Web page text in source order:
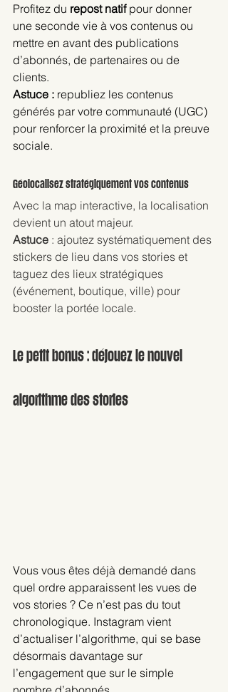
Profitez du repost natif pour donner
une seconde vie à vos contenus ou
mettre en avant des publications
d’abonnés, de partenaires ou de
clients.
Astuce : republiez les contenus
générés par votre communauté (UGC)
pour renforcer la proximité et la preuve
sociale.
Géolocalisez stratégiquement vos contenus
Avec la map interactive, la localisation
devient un atout majeur.
Astuce : ajoutez systématiquement des
stickers de lieu dans vos stories et
taguez des lieux stratégiques
(événement, boutique, ville) pour
booster la portée locale.
Le petit bonus : déjouez le nouvel
algorithme des stories
Vous vous êtes déjà demandé dans
quel ordre apparaissent les vues de
vos stories ? Ce n’est pas du tout
chronologique. Instagram vient
d’actualiser l’algorithme, qui se base
désormais davantage sur
l’engagement que sur le simple